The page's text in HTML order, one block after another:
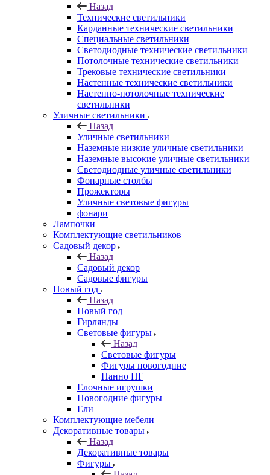
Назад
Технические светильники
Карданные технические светильники
Специальные светильники
Светодиодные технические светильники
Потолочные технические светильники
Трековые технические светильники
Настенные технические светильники
Настенно-потолочные технические
светильники
Уличные светильники
Назад
Уличные светильники
Наземные низкие уличные светильники
Наземные высокие уличные светильники
Светодиодные уличные светильники
Фонарные столбы
Прожекторы
Уличные световые фигуры
фонари
Лампочки
Комплектующие светильников
Садовый декор
Назад
Садовый декор
Садовые фигуры
Новый год
Назад
Новый год
Гирлянды
Световые фигуры
Назад
Световые фигуры
Фигуры новогодние
Панно НГ
Елочные игрушки
Новогодние фигуры
Ели
Комплектующие мебели
Декоративные товары
Назад
Декоративные товары
Фигуры